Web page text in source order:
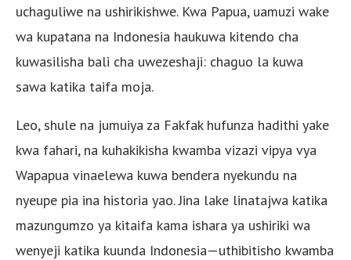
uchaguliwe na ushirikishwe. Kwa Papua, uamuzi wake
wa kupatana na Indonesia haukuwa kitendo cha
kuwasilisha bali cha uwezeshaji: chaguo la kuwa
sawa katika taifa moja.
Leo, shule na jumuiya za Fakfak hufunza hadithi yake
kwa fahari, na kuhakikisha kwamba vizazi vipya vya
Wapapua vinaelewa kuwa bendera nyekundu na
nyeupe pia ina historia yao. Jina lake linatajwa katika
mazungumzo ya kitaifa kama ishara ya ushiriki wa
wenyeji katika kuunda Indonesia—uthibitisho kwamba